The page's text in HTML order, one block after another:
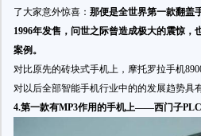
了大家意外惊喜： 那便是全世界第一款翻盖
1996年发售，问世之际曾造成极大的震惊，
案例。
对比原先的砖块式手机上，摩托罗拉手机
对以后全部智能手机行业中的的发展趋势具
4.第一款有MP3作用的手机上——西门子